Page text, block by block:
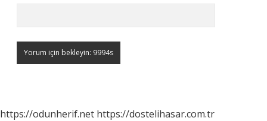
https://odunherif.net https://dostelihasar.com.tr